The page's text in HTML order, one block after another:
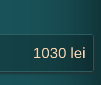
1030 lei